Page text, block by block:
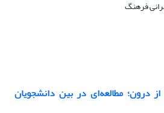
درون؛ مطالعه‌ای در بین دانشجویان